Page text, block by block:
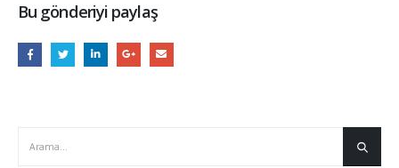
Bu gönderiyi paylaş